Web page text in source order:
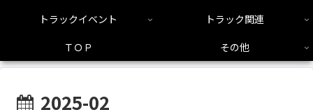
トラックイベント
トラック関連
ＴＯＰ
その他
2025-02